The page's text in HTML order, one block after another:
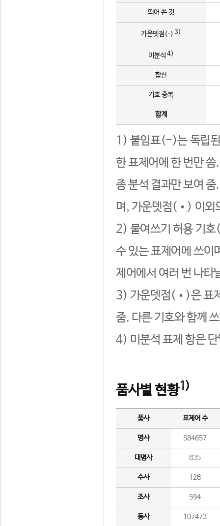
띄어 쓴 것
가운뎃점(·) 3)
미분석 4)
합산
기호 중복
합계
1) 붙임표(-)는 독립된
한 표제어에 한 번만
종 분석 결과만 보여
며, 가운뎃점(•) 이외
2) 붙여쓰기 허용 기호
수 있는 표제어에 쓰이
제어에서 여러 번 나타
3) 가운뎃점(•)은 표
줌. 다른 기호와 함께
4) 미분석 표제 항은
품사별 현황1)
품사 표제어 수
명사 584657
대명사 835
수사 128
조사 594
동사 107473